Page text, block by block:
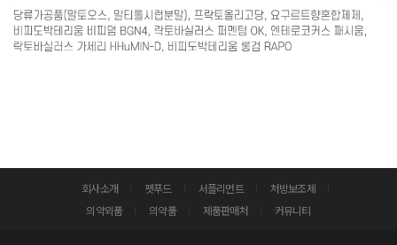
회사소개 펫푸드 서플리먼트
처방보조제
의약외품
의약품 제품판매처 커뮤니티